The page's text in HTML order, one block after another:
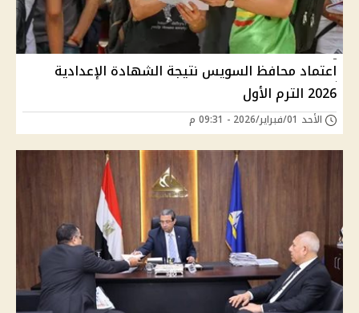
اعتماد محافظ السويس نتيجة الشهادة الإعدادية
2026 الترم الأول
الأحد 01/فبراير/2026 - 09:31 م